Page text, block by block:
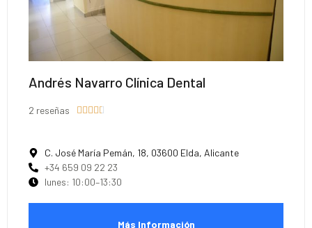
Andrés Navarro Clínica Dental
2 reseñas     
C. José María Pemán, 18, 03600 Elda, Alicante
+34 659 09 22 23
lunes: 10:00–13:30
Más Información